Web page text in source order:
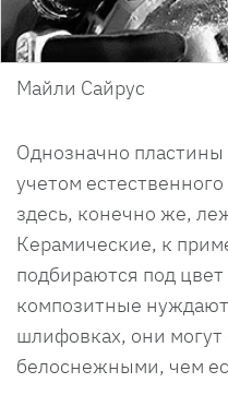
Майли Сайрус
Однозначно
учетом
здесь, конечно же,
Керамические, к
подбираются под
композитные
шлифовках, они могут
белоснежными, чем